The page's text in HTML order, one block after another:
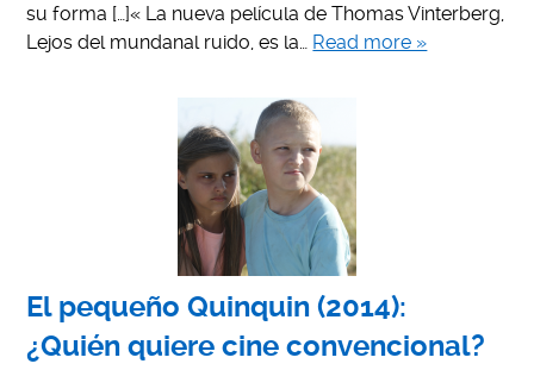
su forma […]« La nueva película de Thomas Vinterberg,
Lejos del mundanal ruido, es la… Read more »
El pequeño Quinquin (2014):
¿Quién quiere cine convencional?